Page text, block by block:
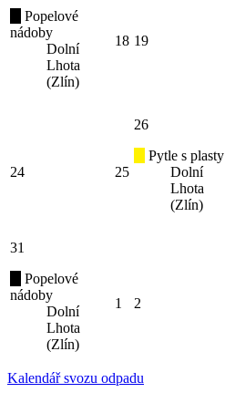
Popelové
nádoby
Dolní
Lhota
(Zlín)
18 19
24 25
26
Pytle s plasty
Dolní
Lhota
(Zlín)
31
Popelové
nádoby
Dolní
Lhota
(Zlín)
1 2
Kalendář svozu odpadu